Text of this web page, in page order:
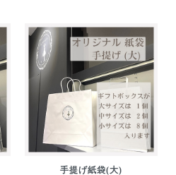
手提げ紙袋(大)